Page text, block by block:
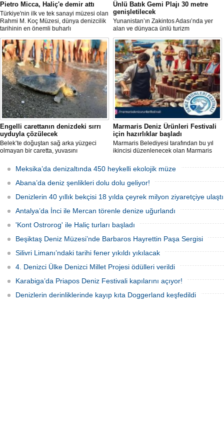
Pietro Micca, Haliç'e demir attı
Türkiye'nin ilk ve tek sanayi müzesi olan
Rahmi M. Koç Müzesi, dünya denizcilik
tarihinin en önemli buharlı
römorkörlerinden biri olarak kabul
edilen Pietro Micca'yı koleksiyonuna
kazandırdı.
Ünlü Batık Gemi Plajı 30 metre
genişletilecek
Yunanistan’ın Zakintos Adası’nda yer
alan ve dünyaca ünlü turizm
noktalarından biri olan Navagio Plajı'nın
yaklaşık 30 metre genişletilmesi
planlanıyor.
Engelli carettanın denizdeki sırrı
uyduyla çözülecek
Belek’te doğuştan sağ arka yüzgeci
olmayan bir caretta, yuvasını
üzerine bıraktı. "DOA" adı verilen deniz
kaplumbağasına ilk kez uydu izleme
cihazı takıldı ve denize uğurlandı.
Marmaris Deniz Ürünleri Festivali
için hazırlıklar başladı
Marmaris Belediyesi tarafından bu yıl
ikincisi düzenlenecek olan Marmaris
tarihleri arasında Selimiye
Mahallesi'nde gerçekleştirilecek.
Festivalde deniz ürünleri, yöresel
lezzetler ve kentin kıyı kültürü ön plana
çıkarılacak.
Meksika’da denizaltında 450 heykelli ekolojik müze
Abana’da deniz şenlikleri dolu dolu geliyor!
Denizlerin 40 yıllık bekçisi 18 yılda çeyrek milyon ziyaretçiye ulaştı
Antalya’da İnci ile Mercan törenle denize uğurlandı
'Kont Ostrorog' ile Haliç turları başladı
Beşiktaş Deniz Müzesi’nde Barbaros Hayrettin Paşa Sergisi
Silivri Limanı’ndaki tarihi fener yıkıldı yıkılacak
4. Denizci Ülke Denizci Millet Projesi ödülleri verildi
Karabiga’da Priapos Deniz Festivali kapılarını açıyor!
Denizlerin derinliklerinde kayıp kıta Doggerland keşfedildi